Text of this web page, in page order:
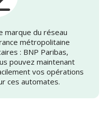
marque du réseau
métropolitaine
: BNP Paribas,
pouvez maintenant
vos opérations
ces automates.